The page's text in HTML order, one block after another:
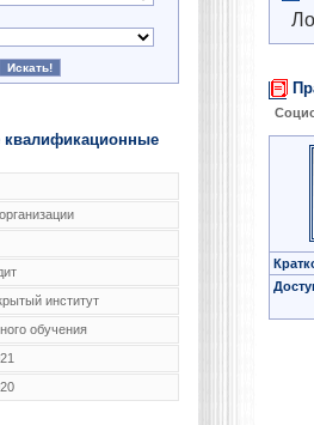
институт
обучения